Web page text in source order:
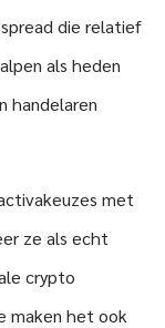
die relatief
als heden
handelaren
met
ze als echt
crypto
maken het ook